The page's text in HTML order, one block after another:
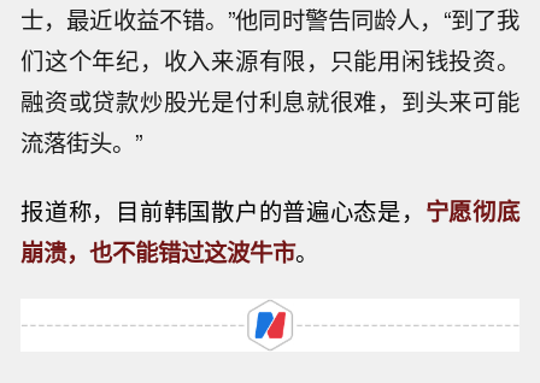
士，最近收益不错。”他同时警告同龄人，“到了我
们这个年纪，收入来源有限，只能用闲钱投资。
融资或贷款炒股光是付利息就很难，到头来可能
流落街头。”
报道称，目前韩国散户的普遍心态是， 宁愿彻底
崩溃，也不能错过这波牛市。